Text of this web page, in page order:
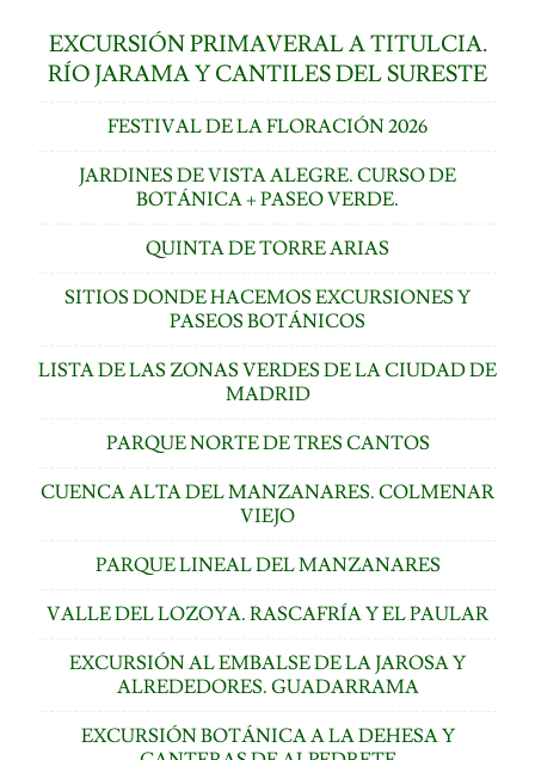
EXCURSIÓN PRIMAVERAL A TITULCIA.
RÍO JARAMA Y CANTILES DEL SURESTE
FESTIVAL DE LA FLORACIÓN 2026
JARDINES DE VISTA ALEGRE. CURSO DE
BOTÁNICA + PASEO VERDE.
QUINTA DE TORRE ARIAS
SITIOS DONDE HACEMOS EXCURSIONES Y
PASEOS BOTÁNICOS
LISTA DE LAS ZONAS VERDES DE LA CIUDAD DE
MADRID
PARQUE NORTE DE TRES CANTOS
CUENCA ALTA DEL MANZANARES. COLMENAR
VIEJO
PARQUE LINEAL DEL MANZANARES
VALLE DEL LOZOYA. RASCAFRÍA Y EL PAULAR
EXCURSIÓN AL EMBALSE DE LA JAROSA Y
ALREDEDORES. GUADARRAMA
EXCURSIÓN BOTÁNICA A LA DEHESA Y